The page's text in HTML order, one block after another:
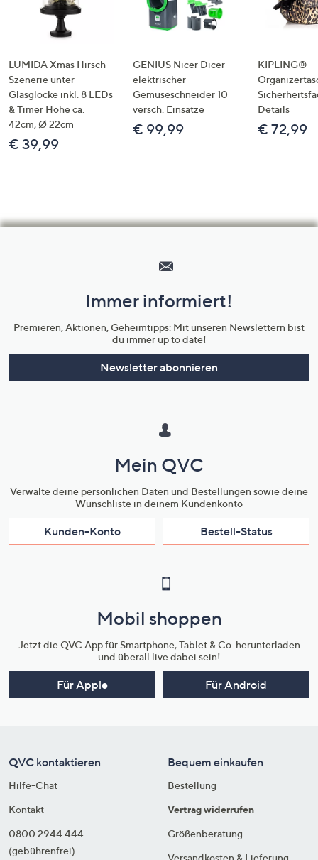
LUMIDA Xmas Hirsch-
Szenerie unter
Glasglocke inkl. 8 LEDs
& Timer Höhe ca.
42cm, Ø 22cm
€ 39,99
GENIUS Nicer Dicer
elektrischer
Gemüseschneider 10
versch. Einsätze
€ 99,99
KIPLING®
Details
€ 72,99
Unternehmensinformationen
Immer informiert!
Premieren, Aktionen, Geheimtipps: Mit unseren Newslettern bist
du immer up to date!
Newsletter abonnieren
Mein QVC
Verwalte deine persönlichen Daten und Bestellungen sowie deine
Wunschliste in deinem Kundenkonto
Kunden-Konto Bestell-Status
Mobil shoppen
Jetzt die QVC App für Smartphone, Tablet & Co. herunterladen
und überall live dabei sein!
Für Apple Für Android
QVC kontaktieren
Hilfe-Chat
Kontakt
0800 2944 444
(gebührenfrei)
Bequem einkaufen
Bestellung
Vertrag widerrufen
Größenberatung
Versandkosten & Lieferung